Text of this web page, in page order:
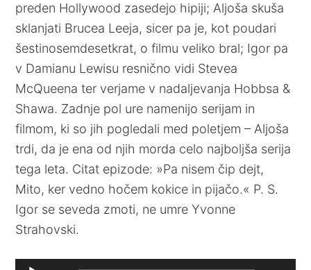
preden Hollywood zasedejo hipiji; Aljoša skuša
sklanjati Brucea Leeja, sicer pa je, kot poudari
šestinosemdesetkrat, o filmu veliko bral; Igor pa
v Damianu Lewisu resnično vidi Stevea
McQueena ter verjame v nadaljevanja Hobbsa &
Shawa. Zadnje pol ure namenijo serijam in
filmom, ki so jih pogledali med poletjem – Aljoša
trdi, da je ena od njih morda celo najboljša serija
tega leta. Citat epizode: »Pa nisem čip dejt,
Mito, ker vedno hočem kokice in pijačo.« P. S.
Igor se seveda zmoti, ne umre Yvonne
Strahovski.